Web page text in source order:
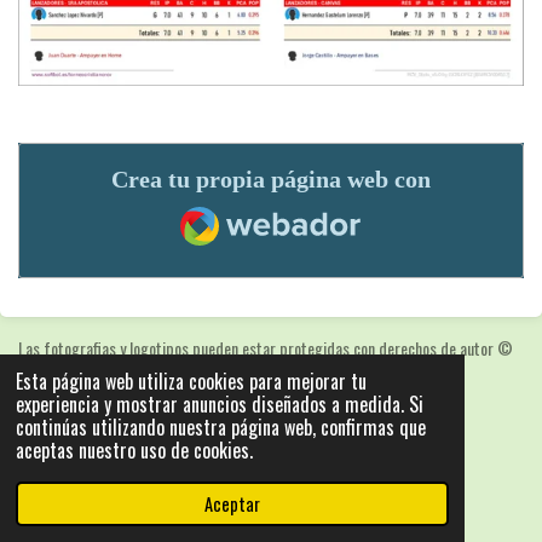
Esta página web utiliza cookies para mejorar tu
experiencia y mostrar anuncios diseñados a medida. Si
continúas utilizando nuestra página web, confirmas que
aceptas nuestro uso de cookies.
Aceptar
Crea tu propia página web con
Webador
Las fotografias y logotipos pueden estar protegidas con derechos de autor©
2025: Statics - by ISCRLopez APP_Stats_v5.103
Con la tecnología deWebador